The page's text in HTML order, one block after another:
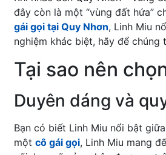
đây còn là một “vùng đất hứa”
gái gọi tại Quy Nhơn, Linh Miu
nghiệm khác biệt, hãy để
Tại sao nên
Duyên dáng và
Bạn có biết Linh Miu nổi bật
một cô gái gọi, Linh Miu mang